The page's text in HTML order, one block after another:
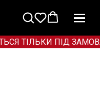
ТІЛЬКИ ПІД